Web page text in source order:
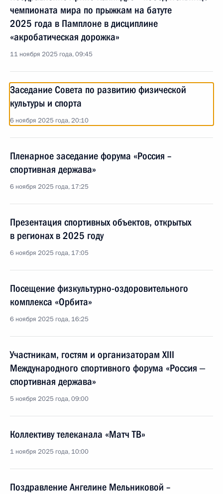
чемпионата мира по прыжкам на батуте
2025 года в Памплоне в дисциплине
«акробатическая дорожка»
11 ноября 2025 года, 09:45
Заседание Совета по развитию физической
культуры и спорта
6 ноября 2025 года, 20:10
Пленарное заседание форума «Россия –
спортивная держава»
6 ноября 2025 года, 17:25
Презентация спортивных объектов, открытых
в регионах в 2025 году
6 ноября 2025 года, 17:05
Посещение физкультурно-оздоровительного
комплекса «Орбита»
6 ноября 2025 года, 16:25
Участникам, гостям и организаторам XIII
Международного спортивного форума «Россия ‒
спортивная держава»
5 ноября 2025 года, 09:00
Коллективу телеканала «Матч ТВ»
1 ноября 2025 года, 10:00
Поздравление Ангелине Мельниковой –